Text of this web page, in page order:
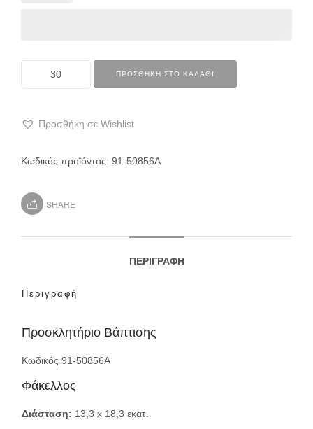
ΠΡΟΣΘΉΚΗ ΣΤΟ ΚΑΛΆΘΙ
Προσθήκη σε Wishlist
Κωδικός προϊόντος: 91-50856Α
SHARE
ΠΕΡΙΓΡΑΦΉ
Περιγραφή
Προσκλητήριο Βάπτισης
Κωδικός 91-50856A
Φάκελλος
Διάσταση: 13,3 x 18,3 εκατ.